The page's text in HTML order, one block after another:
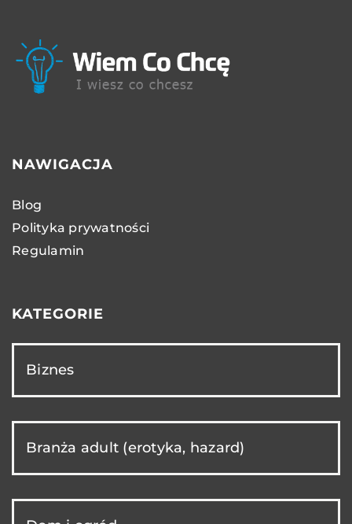
NAWIGACJA
Blog
Polityka prywatności
Regulamin
KATEGORIE
Biznes
Branża adult (erotyka, hazard)